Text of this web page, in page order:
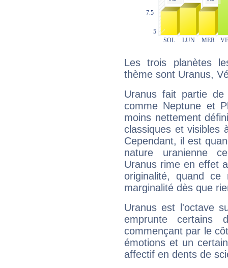
Les trois planètes
thème sont Uranus,
Uranus fait partie
comme Neptune et
moins nettement
classiques et visibles
Cependant, il est
nature uranienne
Uranus rime en effet
originalité, quand ce
marginalité dès que
Uranus est l'octave
emprunte
commençant par le
émotions et un
affectif en dents de